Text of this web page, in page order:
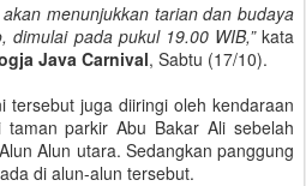
menunjukkan tarian dan budaya
dimulai pada pukul 19.00 WIB,”kata
Java Carnival, Sabtu (17/10).
tersebut juga diiringi oleh kendaraan
parkir Abu Bakar Ali sebelah
Alun utara. Sedangkan panggung
di alun-alun tersebut.